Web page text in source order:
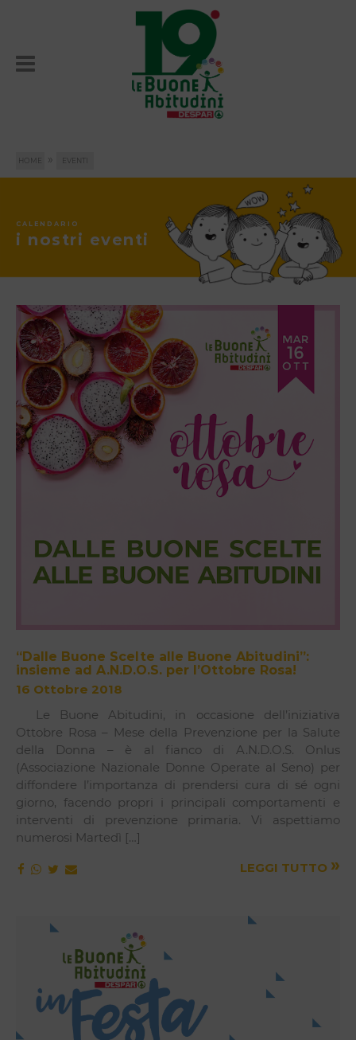
HOME »
CALENDARIO
i nostri eventi
“Dalle Buone Scelte alle Buone Abitudini”:
insieme ad A.N.D.O.S. per l’Ottobre Rosa!
16 Ottobre 2018
Le Buone Abitudini, in occasione dell’iniziativa
Ottobre Rosa – Mese della Prevenzione per la Salute
della Donna – è al fianco di A.N.D.O.S. Onlus
(Associazione Nazionale Donne Operate al Seno) per
diffondere l’importanza di prendersi cura di sé ogni
giorno, facendo propri i principali comportamenti e
interventi di prevenzione primaria. Vi aspettiamo
numerosi Martedì […]
LEGGI TUTTO »